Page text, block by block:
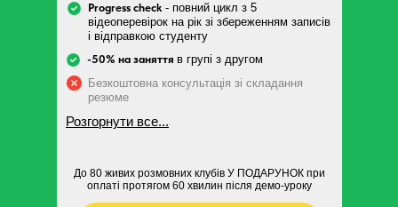
Безкоштовна консультація зі складання
резюме
Progress check - повний цикл з 5
відеоперевірок на рік зі збереженням записів
і відправкою студенту
-50% на заняття в групі з другом
До 80 живих розмовних клубів У ПОДАРУНОК при
оплаті протягом 60 хвилин після демо-уроку
Розгорнути все...